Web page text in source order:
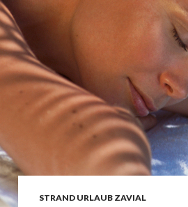
STRAND URLAUB ZAVIAL